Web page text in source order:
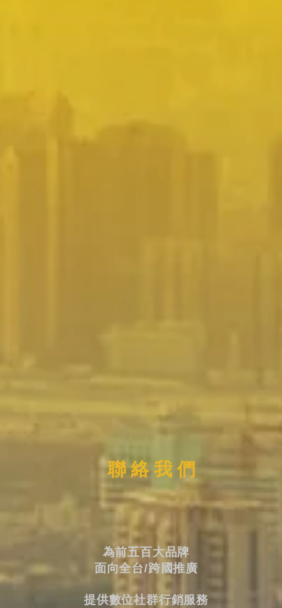
聯 絡 我 們
為前五百大品牌
面向全台/跨國推廣
提供數位社群行銷服務